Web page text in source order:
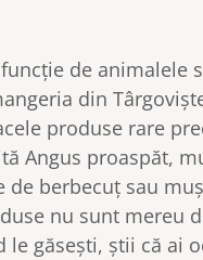
de animalele
din
produse rare
Angus proaspăt,
de berbecuț sau
nu sunt mereu
le găsești, știi că ai